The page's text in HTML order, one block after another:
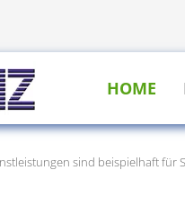
HOME
sind beispielhaft für